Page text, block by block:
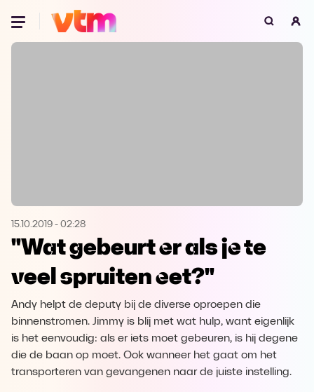
Oeps, browser niet ondersteund
Microsoft Edge Download
Opera
15.10.2019 - 02:28
"Wat gebeurt er als je te
veel spruiten eet?"
Andy helpt de deputy bij de diverse oproepen die
binnenstromen. Jimmy is blij met wat hulp, want eigenlijk
is het eenvoudig: als er iets moet gebeuren, is hij degene
die de baan op moet. Ook wanneer het gaat om het
transporteren van gevangenen naar de juiste instelling.